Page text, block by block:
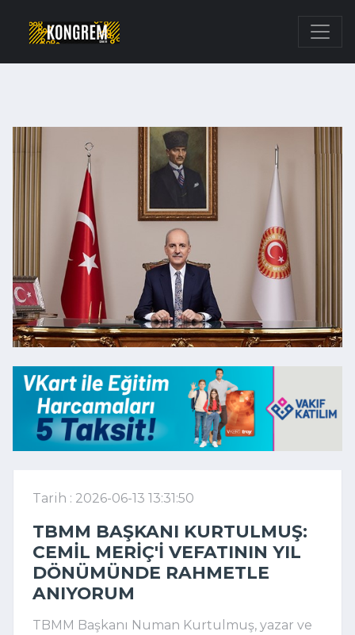
Tarih : 2026-06-13 13:31:50
TBMM BAŞKANI KURTULMUŞ:
CEMIL MERIÇ'I VEFATININ YIL
DÖNÜMÜNDE RAHMETLE
ANIYORUM
TBMM Başkanı Numan Kurtulmuş, yazar ve